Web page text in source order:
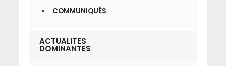
COMMUNIQUÉS
ACTUALITES
DOMINANTES